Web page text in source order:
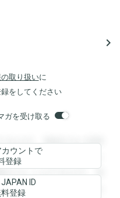
navigate_next
取り扱いに
をしてください
ガを受け取る
きます。登録すると回答
ると回答を閲覧すること
することができます。登
ます。登録すると回答を
ウントで
登録
ID
登録